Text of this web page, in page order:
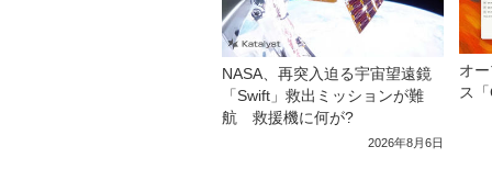
NASA、再突入迫る宇宙望遠鏡
「Swift」救出ミッションが難
航 救援機に何が?
2026年8月6日
オ
ス